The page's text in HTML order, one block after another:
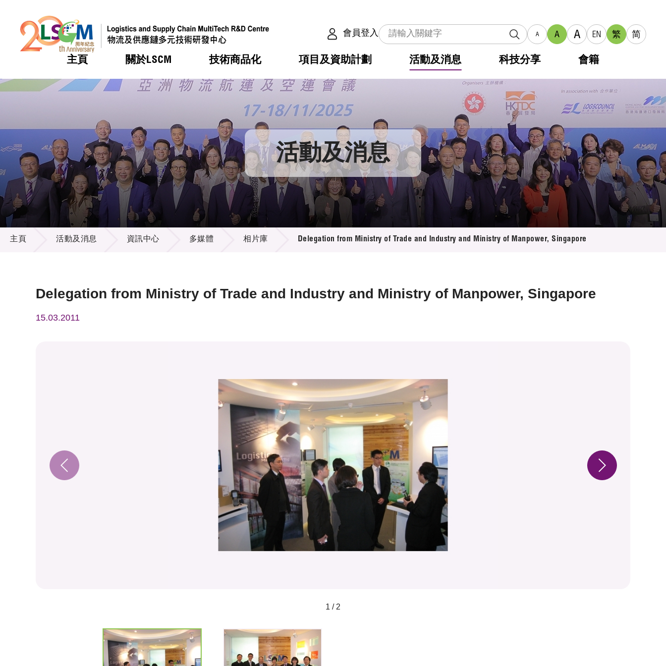
會員登入 A A A EN 繁 简
主頁 關於LSCM
熱門 機構簡介
組織架構
組織架構
董事局
研究顧問
招標通告
技術商品化
熱門 服務
可獲授權之技術
應用於公共服務之創新技術
重點項目
項目及資助計劃
熱門 合作計劃
資助計劃
資助計劃
稅務優惠
申請
評審
徵求研發項目計劃書
項目資料庫
活動及消息
熱門 活動
獎項
新聞中心
媒體報導
新聞稿
資訊中心
多媒體
出版刊物
科技分享 會籍
熱門 會籍及服務
會員列表
會員登入 活動及消息
活動及消息
主頁 活動及消息 資訊中心 多媒體 相片庫 Delegation from Ministry of Trade and Industry and Ministry of Manpower, Singapore
Delegation from Ministry of Trade and Industry and Ministry of Manpower, Singapore
15.03.2011
1 / 2